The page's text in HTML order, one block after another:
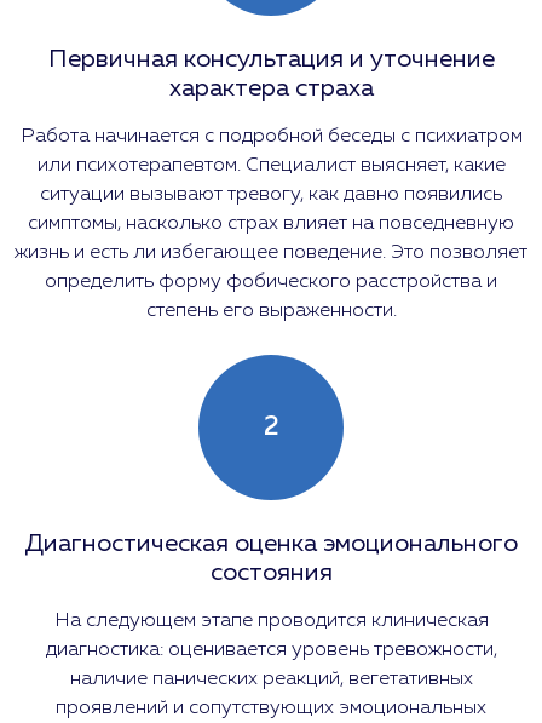
Первичная консультация и уточнение
характера страха
Работа начинается с подробной беседы с психиатром
или психотерапевтом. Специалист выясняет, какие
ситуации вызывают тревогу, как давно появились
симптомы, насколько страх влияет на повседневную
жизнь и есть ли избегающее поведение. Это позволяет
определить форму фобического расстройства и
степень его выраженности.
2
Диагностическая оценка эмоционального
состояния
На следующем этапе проводится клиническая
диагностика: оценивается уровень тревожности,
наличие панических реакций, вегетативных
проявлений и сопутствующих эмоциональных